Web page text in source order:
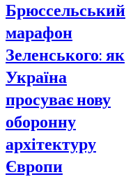
Брюссельський
марафон
Зеленського: як
Україна
просуває нову
оборонну
архітектуру
Європи